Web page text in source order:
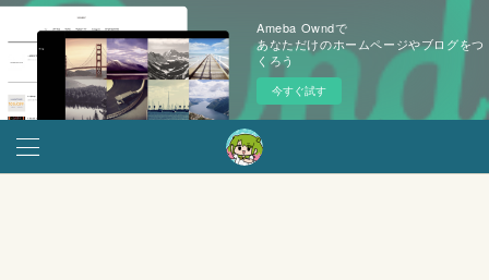
Ameba Owndで
あなただけのホームページやブログをつ
くろう
今すぐ試す